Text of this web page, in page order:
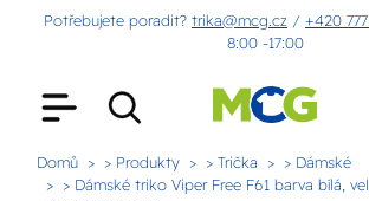
Potřebujete poradit? trika@mcg.cz / +420
8:00 -17:00
Domů > Produkty > Trička
> Dámské
> Dámské triko Viper Free F61 barva bílá,